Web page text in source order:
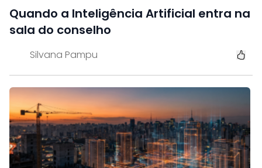
Quando a Inteligência Artificial entra na
sala do conselho
Silvana Pampu